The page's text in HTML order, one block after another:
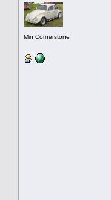
Min Cornerstone